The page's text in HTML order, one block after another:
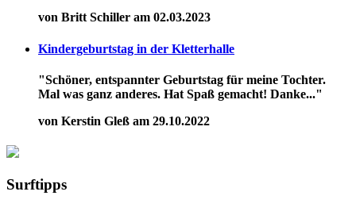
von Britt Schiller am 02.03.2023
Kindergeburtstag in der Kletterhalle
"Schöner, entspannter Geburtstag für meine Tochter.
Mal was ganz anderes. Hat Spaß gemacht! Danke..."
von Kerstin Gleß am 29.10.2022
Surftipps